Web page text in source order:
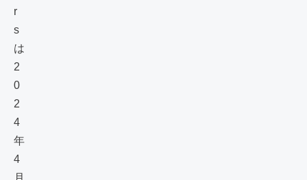
r
s
は
2
0
2
4
年
4